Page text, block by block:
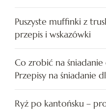
Puszyste muffinki z
przepis i wskazówki
Co zrobić na śniadanie
Przepisy na śniadanie
Ryż po kantońsku –